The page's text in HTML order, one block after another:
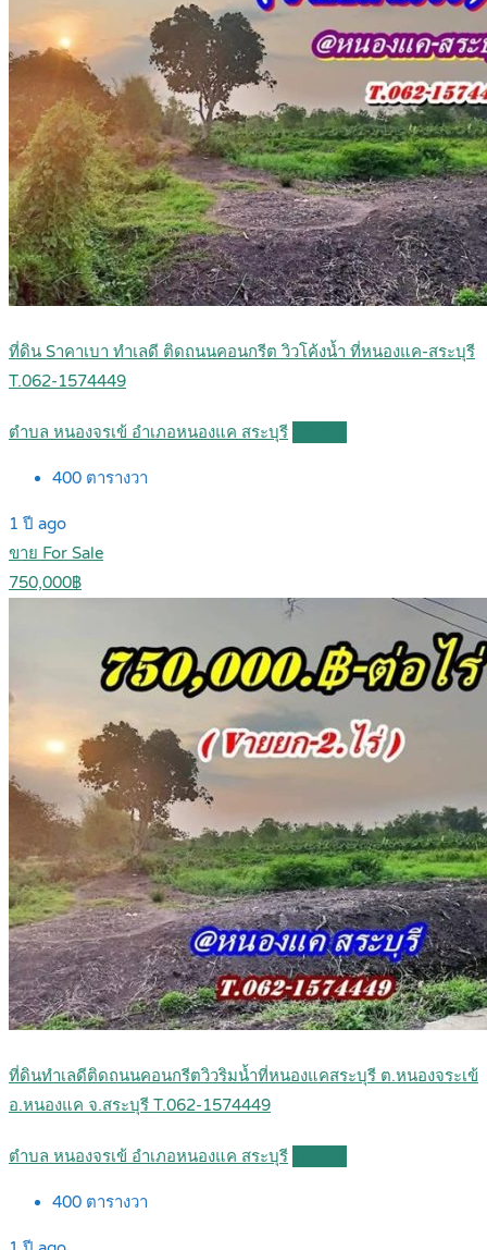
ที่ดิน Sาคาเบา ทำเลดี ติดถนนคอนกรีต วิวโค้งน้ำ ที่หนองแค-สระบุรี
T.062-1574449
ตำบล หนองจรเข้ อำเภอหนองแค สระบุรี
400 ตารางวา
1 ปี ago
ขาย For Sale
750,000฿
ที่ดินทำเลดีติดถนนคอนกรีตวิวริมน้ำที่หนองแคสระบุรี ต.หนองจระเข้
อ.หนองแค จ.สระบุรี T.062-1574449
ตำบล หนองจรเข้ อำเภอหนองแค สระบุรี
400 ตารางวา